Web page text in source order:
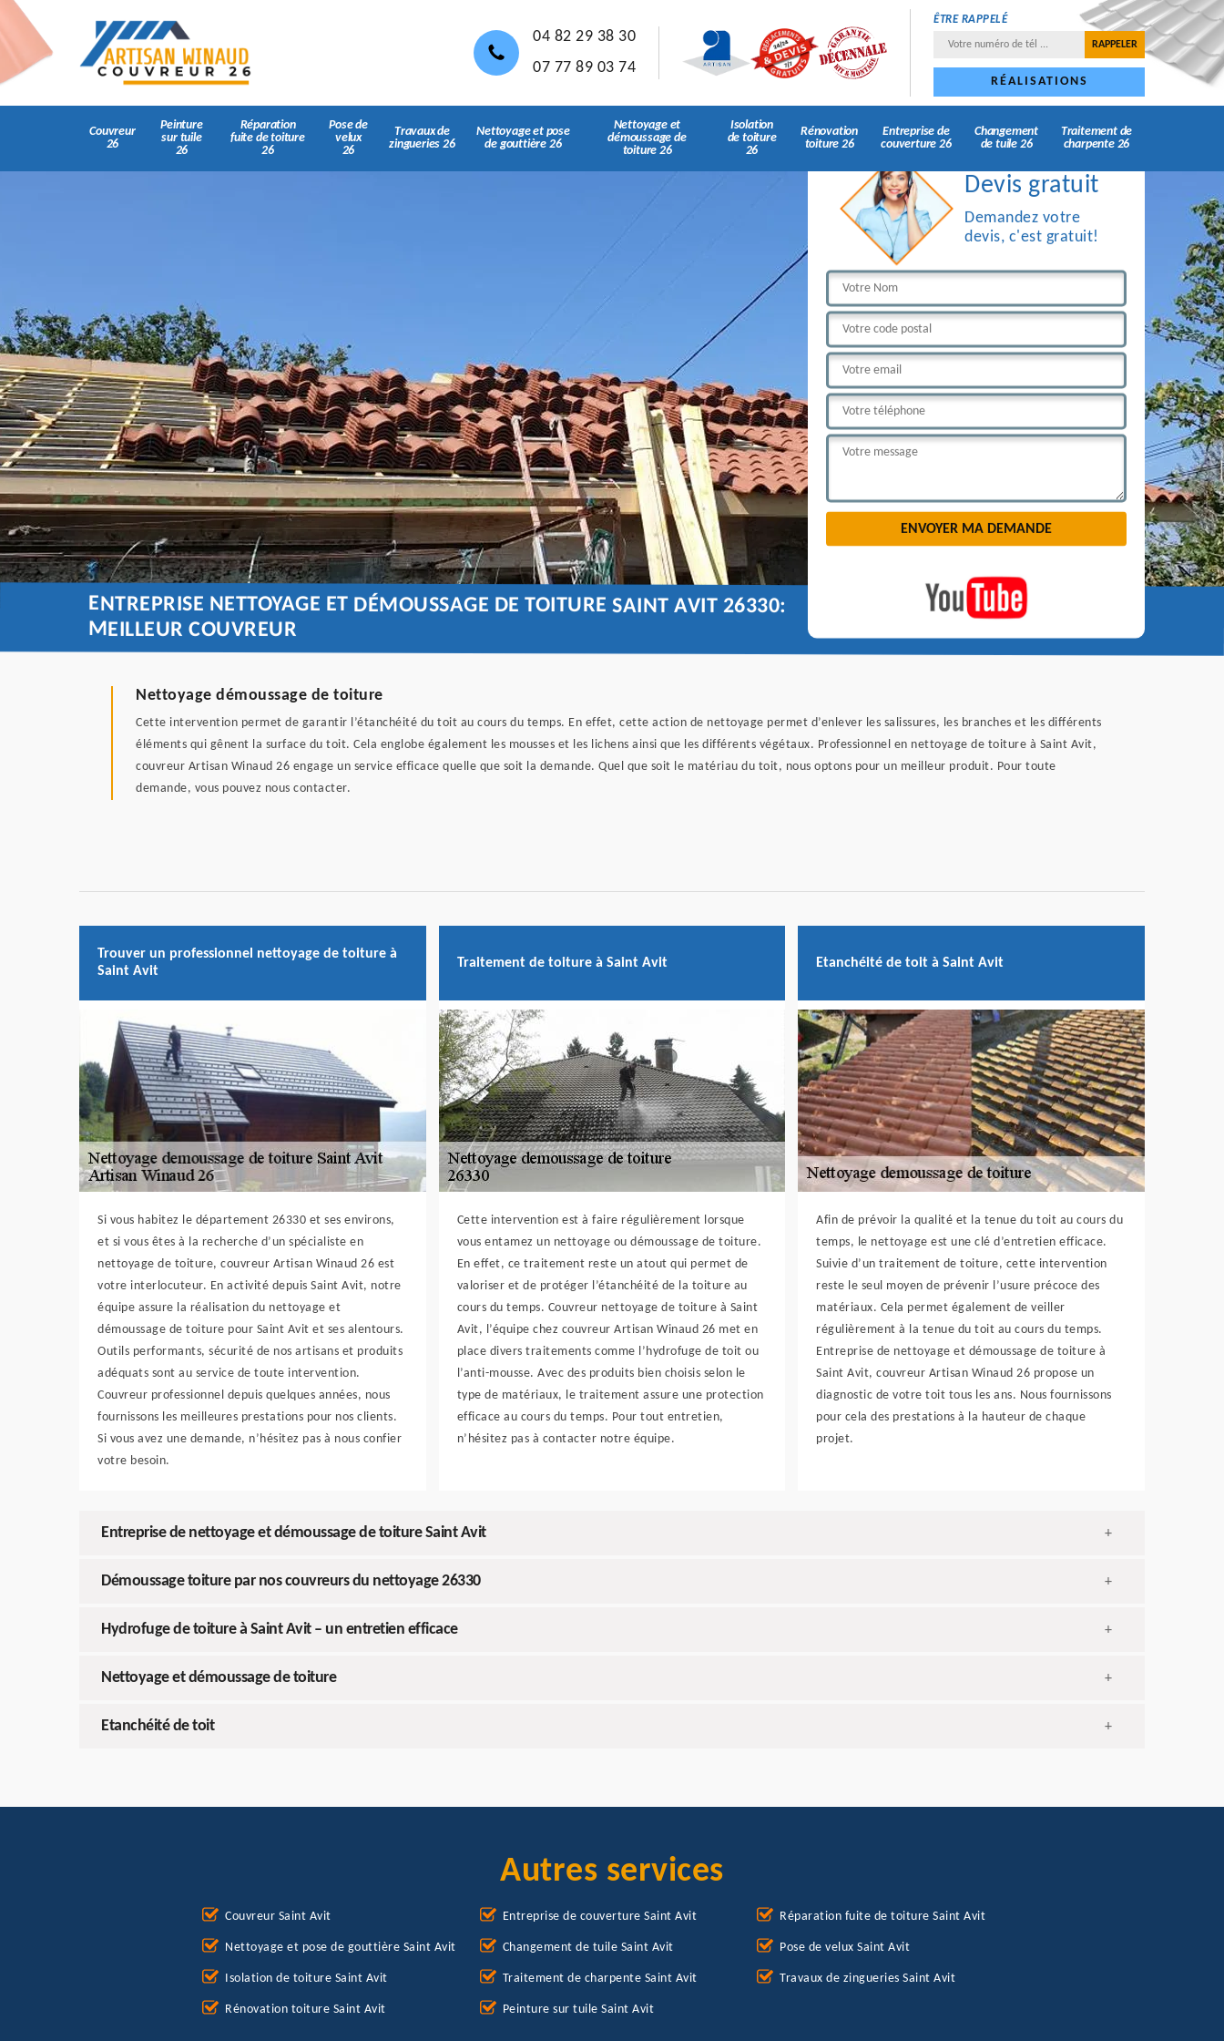
04 82 29 38 30
07 77 89 03 74
ÊTRE RAPPELÉ
RÉALISATIONS
Couvreur
26
Peinture
sur tuile
26
Réparation
fuite de toiture
26
Pose de
velux
26
Travaux de
zingueries 26
Nettoyage et pose
de gouttière 26
Nettoyage et
démoussage de
toiture 26
Isolation
de toiture
26
Rénovation
toiture 26
Entreprise de
couverture 26
Changement
de tuile 26
Traitement de
charpente 26
Devis gratuit
Demandez votre
devis, c'est gratuit!
ENTREPRISE NETTOYAGE ET DÉMOUSSAGE DE TOITURE SAINT AVIT 26330:
MEILLEUR COUVREUR
Nettoyage démoussage de toiture
Cette intervention permet de garantir l’étanchéité du toit au cours du temps. En effet, cette action de nettoyage permet d’enlever les salissures, les branches et les différents
éléments qui gênent la surface du toit. Cela englobe également les mousses et les lichens ainsi que les différents végétaux. Professionnel en nettoyage de toiture à Saint Avit,
couvreur Artisan Winaud 26 engage un service efficace quelle que soit la demande. Quel que soit le matériau du toit, nous optons pour un meilleur produit. Pour toute
demande, vous pouvez nous contacter.
Trouver un professionnel nettoyage de toiture à
Saint Avit
Si vous habitez le département 26330 et ses environs,
et si vous êtes à la recherche d’un spécialiste en
nettoyage de toiture, couvreur Artisan Winaud 26 est
votre interlocuteur. En activité depuis Saint Avit, notre
équipe assure la réalisation du nettoyage et
démoussage de toiture pour Saint Avit et ses alentours.
Outils performants, sécurité de nos artisans et produits
adéquats sont au service de toute intervention.
Couvreur professionnel depuis quelques années, nous
fournissons les meilleures prestations pour nos clients.
Si vous avez une demande, n’hésitez pas à nous confier
votre besoin.
Traitement de toiture à Saint Avit
Cette intervention est à faire régulièrement lorsque
vous entamez un nettoyage ou démoussage de toiture.
En effet, ce traitement reste un atout qui permet de
valoriser et de protéger l’étanchéité de la toiture au
cours du temps. Couvreur nettoyage de toiture à Saint
Avit, l’équipe chez couvreur Artisan Winaud 26 met en
place divers traitements comme l’hydrofuge de toit ou
l’anti-mousse. Avec des produits bien choisis selon le
type de matériaux, le traitement assure une protection
efficace au cours du temps. Pour tout entretien,
n’hésitez pas à contacter notre équipe.
Etanchéité de toit à Saint Avit
Afin de prévoir la qualité et la tenue du toit au cours du
temps, le nettoyage est une clé d’entretien efficace.
Suivie d’un traitement de toiture, cette intervention
reste le seul moyen de prévenir l’usure précoce des
matériaux. Cela permet également de veiller
régulièrement à la tenue du toit au cours du temps.
Entreprise de nettoyage et démoussage de toiture à
Saint Avit, couvreur Artisan Winaud 26 propose un
diagnostic de votre toit tous les ans. Nous fournissons
pour cela des prestations à la hauteur de chaque
projet.
Entreprise de nettoyage et démoussage de toiture Saint Avit +
Démoussage toiture par nos couvreurs du nettoyage 26330 +
Hydrofuge de toiture à Saint Avit – un entretien efficace +
Nettoyage et démoussage de toiture +
Etanchéité de toit +
Autres services
Couvreur Saint Avit
Nettoyage et pose de gouttière Saint Avit
Isolation de toiture Saint Avit
Rénovation toiture Saint Avit
Entreprise de couverture Saint Avit
Changement de tuile Saint Avit
Traitement de charpente Saint Avit
Peinture sur tuile Saint Avit
Réparation fuite de toiture Saint Avit
Pose de velux Saint Avit
Travaux de zingueries Saint Avit